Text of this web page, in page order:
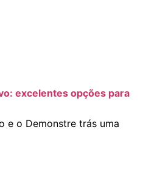
excelentes opções para
e o Demonstre trás uma